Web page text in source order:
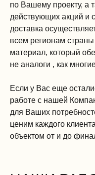
по Вашему проекту, а
действующих акций и
доставка
всем регионам
материал, который
не аналоги , как
Если у Вас еще
работе с нашей
для Ваших
ценим каждого
объектом от и до